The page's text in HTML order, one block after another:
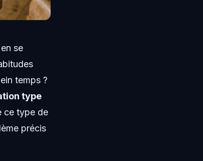
en se
temps ?
type
ce type de
précis